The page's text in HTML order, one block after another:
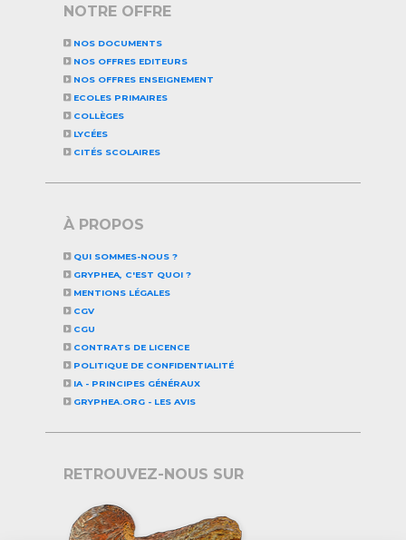
NOTRE OFFRE
NOS DOCUMENTS
NOS OFFRES EDITEURS
NOS OFFRES ENSEIGNEMENT
ECOLES PRIMAIRES
COLLÈGES
LYCÉES
CITÉS SCOLAIRES
À PROPOS
QUI SOMMES-NOUS ?
GRYPHEA, C'EST QUOI ?
MENTIONS LÉGALES
CGV
CGU
CONTRATS DE LICENCE
POLITIQUE DE CONFIDENTIALITÉ
IA - PRINCIPES GÉNÉRAUX
GRYPHEA.ORG - LES AVIS
RETROUVEZ-NOUS SUR